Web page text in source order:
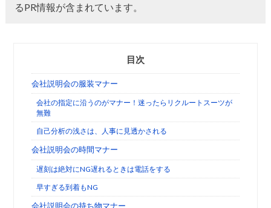
るPR情報が含まれています。
目次
会社説明会の服装マナー
会社の指定に沿うのがマナー！迷ったらリクルートスーツが
無難
自己分析の浅さは、人事に見透かされる
会社説明会の時間マナー
遅刻は絶対にNG遅れるときは電話をする
早すぎる到着もNG
会社説明会の持ち物マナー